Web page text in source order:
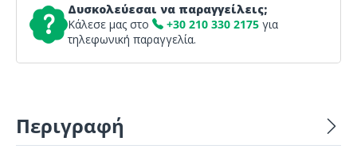
Δυσκολεύεσαι να παραγγείλεις;
Κάλεσε μας στο
+30 210 330 2175 για
τηλεφωνική παραγγελία.
Περιγραφή